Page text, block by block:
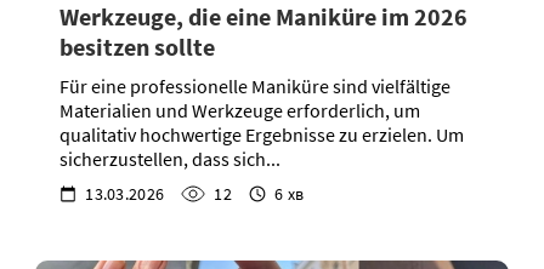
Werkzeuge, die eine Maniküre im 2026
besitzen sollte
Für eine professionelle Maniküre sind vielfältige
Materialien und Werkzeuge erforderlich, um
qualitativ hochwertige Ergebnisse zu erzielen. Um
sicherzustellen, dass sich...
13.03.2026 12 6 хв